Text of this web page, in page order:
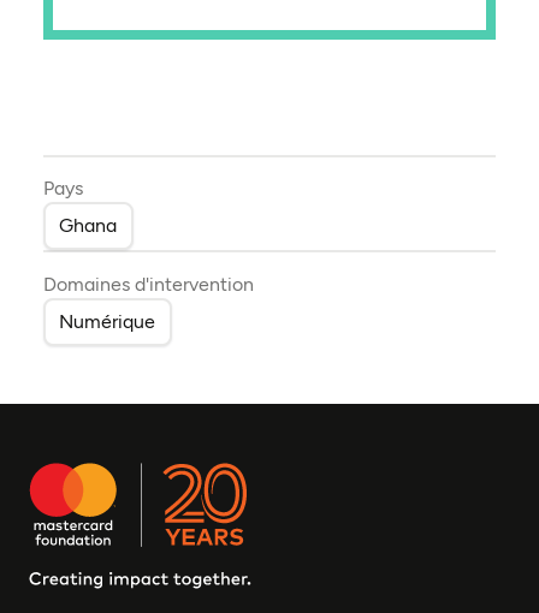
Pays
Ghana
Domaines d'intervention
Numérique